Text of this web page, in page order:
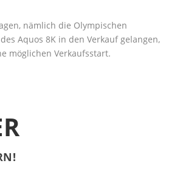
nämlich die Olympischen
Aquos 8K in den Verkauf gelangen,
möglichen Verkaufsstart.